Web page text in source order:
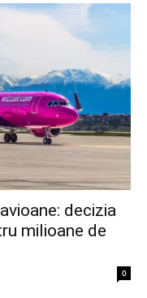
decizia
milioane de
0